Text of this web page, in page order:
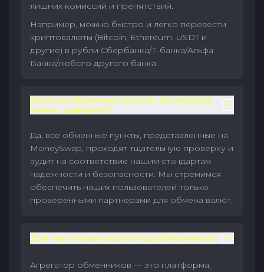
лишних комиссий и препятствий.
Например, можно быстро и легко перевести
криптовалюты (Bitcoin, Ethereum, USDT и
другие) в рубли Сбербанка/Т-банка/Альфа
Банка/любого другого банка.
Всем ли обменным пунктам MoneySwap
можно доверять?
Да, все обменные пункты, представленные на
MoneySwap, проходят тщательную проверку и
аудит на соответствие нашим стандартам
надежности и безопасности. Мы стремимся
обеспечить наших пользователей только
проверенными партнерами для обмена валют.
Для чего нужен агрегатор обменников?
Агрегатор обменников — это платформа,